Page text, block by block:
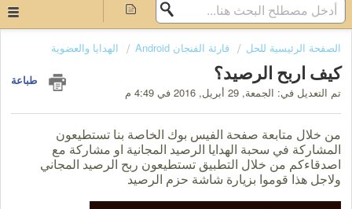
الصفحة الرئيسية للحل قارئة الفنجان Android الهدايا والعضوية
كيف اربح الرصيد؟ طباعة
تم التعديل في: الجمعة, 29 أبريل, 2016 في 4:49 م
من خلال متابعة صفحة الفيس بوك الخاصة بنا تستطيعون
المشاركة في سحبة الهدايا الرصيد المجانية او مشاركة مع
اصدقاءكم من خلال التطبيق تستطيعون ربح الرصيد المجاني
ولاجل هذا قوموا بزيارة شاشة حزم الرصيد